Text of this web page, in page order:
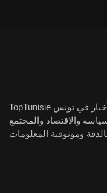
TopTunisie هو موقع إعلامي رقمي مخصص لتغطية الأخبار في تونس
والاقتصاد والمجتمع